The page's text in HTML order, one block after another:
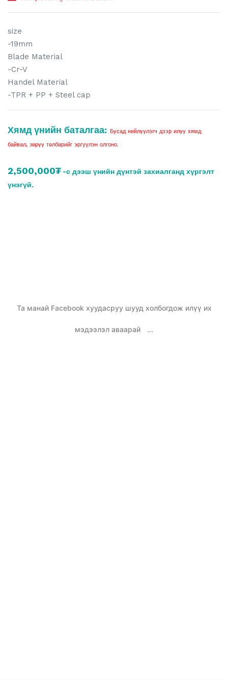
size
-19mm
Blade Material
-Cr-V
Handel Material
-TPR + PP + Steel cap
Хямд үнийн баталгаа: Бусад нийлүүлэгч дээр илүү хямд
байвал, зөрүү төлбөрийг эргүүлэн олгоно.
2,500,000₮ -с дээш үнийн дүнтэй захиалганд хүргэлт
үнэгүй.
Та манай Facebook хуудасруу шууд холбогдож илүү их
мэдээлэл аваарай ...